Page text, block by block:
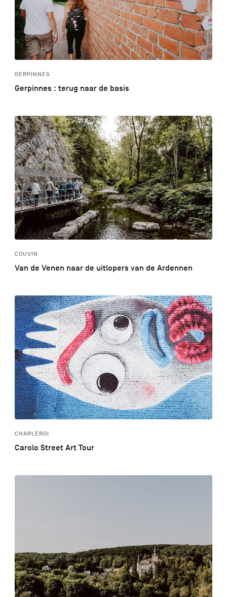
GERPINNES
Gerpinnes : terug naar de basis
COUVIN
Van de Venen naar de uitlopers van de Ardennen
CHARLEROI
Carolo Street Art Tour